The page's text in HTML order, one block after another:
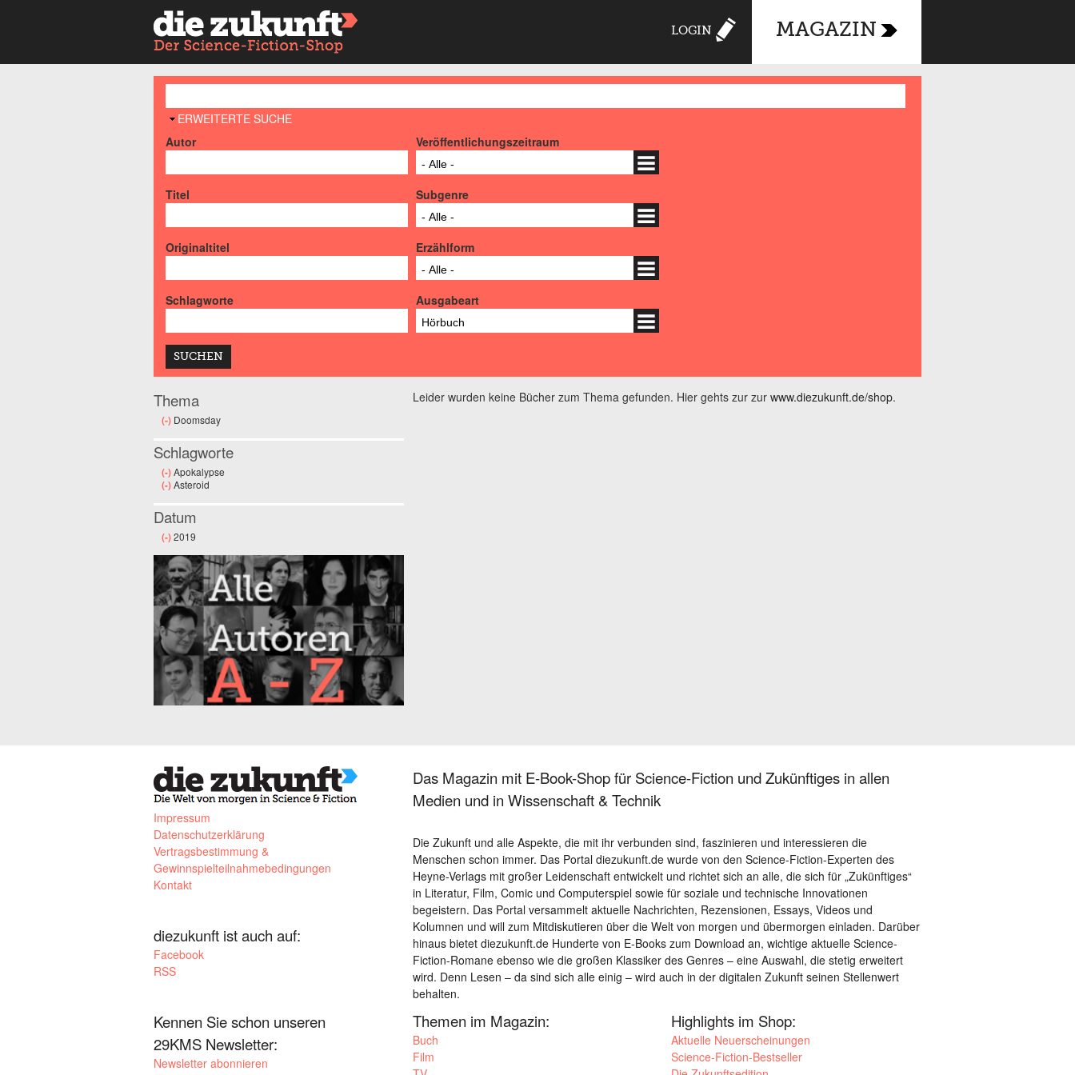
LOGIN MAGAZIN
AUSBLENDEN
ERWEITERTE SUCHE
Autor
Veröffentlichungszeitraum
- Alle -
Titel Subgenre
- Alle -
Originaltitel Erzählform
- Alle -
Schlagworte Ausgabeart
Hörbuch
Leider wurden keine Bücher zum Thema gefunden. Hier gehts zur zur www.diezukunft.de/shop.
Thema
(-) Remove Doomsday filter
Doomsday
Schlagworte
(-)Remove Apokalypse filter
Apokalypse
(-)Remove Asteroid filter
Asteroid
Datum
(-)Remove 2019 filter
2019
Impressum
Datenschutzerklärung
Vertragsbestimmung &
Gewinnspielteilnahmebedingungen
Kontakt
diezukunft ist auch auf:
Facebook
RSS
Kennen Sie schon unseren
29KMS Newsletter:
Newsletter abonnieren
Das Magazin mit E-Book-Shop für Science-Fiction und Zukünftiges in allen
Medien und in Wissenschaft & Technik
Die Zukunft und alle Aspekte, die mit ihr verbunden sind, faszinieren und interessieren die
Menschen schon immer. Das Portal diezukunft.de wurde von den Science-Fiction-Experten des
Heyne-Verlags mit großer Leidenschaft entwickelt und richtet sich an alle, die sich für „Zukünftiges“
in Literatur, Film, Comic und Computerspiel sowie für soziale und technische Innovationen
begeistern. Das Portal versammelt aktuelle Nachrichten, Rezensionen, Essays, Videos und
Kolumnen und will zum Mitdiskutieren über die Welt von morgen und übermorgen einladen. Darüber
hinaus bietet diezukunft.de Hunderte von E-Books zum Download an, wichtige aktuelle Science-
Fiction-Romane ebenso wie die großen Klassiker des Genres – eine Auswahl, die stetig erweitert
wird. Denn Lesen – da sind sich alle einig – wird auch in der digitalen Zukunft seinen Stellenwert
behalten.
Themen im Magazin:
Buch
Film
Highlights im Shop:
Aktuelle Neuerscheinungen
Science-Fiction-Bestseller